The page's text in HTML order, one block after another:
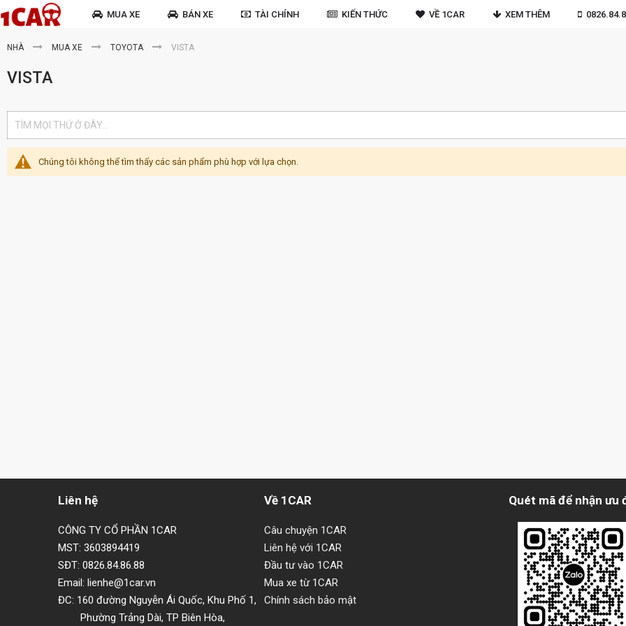
MUA XE BÁN XE TÀI CHÍNH KIẾN THỨC VỀ 1CAR XEM THÊM
NHÀ MUA XE TOYOTA VISTA
VISTA
Chúng tôi không thể tìm thấy các sản phẩm phù hợp với lựa chọn.
Liên hệ
CÔNG TY CỔ PHẦN 1CAR
MST: 3603894419
SĐT: 0826.84.86.88
Email: lienhe@1car.vn
ĐC: 160 đường Nguyễn Ái Quốc, Khu Phố 1,
Phường Trảng Dài, TP Biên Hòa,
Về 1CAR
Câu chuyện 1CAR
Liên hệ với 1CAR
Đầu tư vào 1CAR
Mua xe từ 1CAR
Chính sách bảo mật
Quét mã để nhận ưu